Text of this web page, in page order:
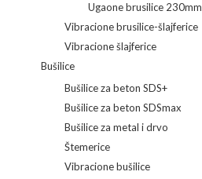
Ugaone brusilice 230mm
Vibracione brusilice-šlajferice
Vibracione šlajferice
Bušilice
Bušilice za beton SDS+
Bušilice za beton SDSmax
Bušilice za metal i drvo
Štemerice
Vibracione bušilice